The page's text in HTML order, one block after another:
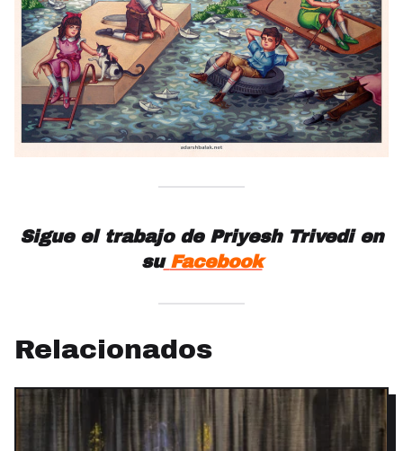
Sigue el trabajo de Priyesh Trivedi en
su Facebook
Relacionados